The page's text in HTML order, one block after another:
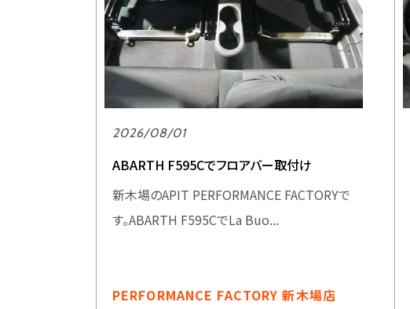
2026/08/01
ABARTH F595Cでフロアバー取付け
新木場のAPIT PERFORMANCE FACTORYで
す。ABARTH F595CでLa Buo...
PERFORMANCE FACTORY 新木場店